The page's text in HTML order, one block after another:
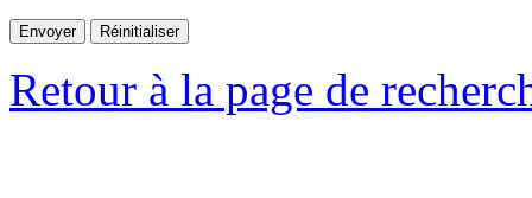
Retour à la page de